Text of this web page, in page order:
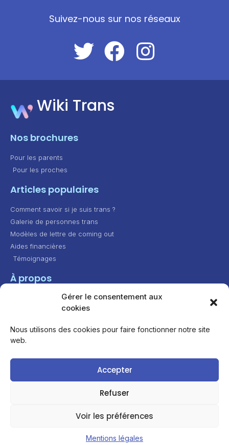
Gérer le consentement aux
cookies
Nous utilisons des cookies pour faire fonctionner notre site
web.
Accepter
Refuser
Voir les préférences
Mentions légales
Articles Témoignages
Suivez-nous sur nos réseaux
Wiki Trans
Nos brochures
Pour les parents
Pour les proches
Articles populaires
Comment savoir si je suis trans ?
Galerie de personnes trans
Modèles de lettre de coming out
Aides financières
Témoignages
À propos
Attribution - Pas d’Utilisation Commerciale - Partage
dans les Mêmes Conditions 4.0 International
— Illustrations parKaterina Limpitsouni